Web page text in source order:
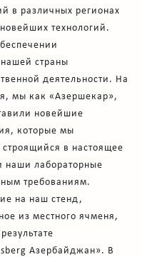
в различных регионах
технологий.
страны
деятельности. На
мы как «Азершекар»,
новейшие
которые мы
в настоящее
наши лабораторные
требованиям.
на наш стенд,
из местного ячменя,
Азербайджан». В